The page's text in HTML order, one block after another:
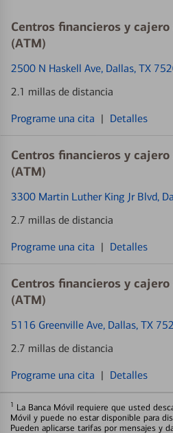
Centros financieros y
(ATM)
2500 N Haskell Ave, Dallas, TX
2.1 millas de distancia
Programe una cita | Detalles
Centros financieros y
(ATM)
3300 Martin Luther King Jr Blvd,
2.7 millas de distancia
Programe una cita | Detalles
Centros financieros y
(ATM)
5116 Greenville Ave, Dallas, TX
2.7 millas de distancia
Programe una cita | Detalles
1 La Banca Móvil requiere que usted
Móvil y puede no estar disponible para
Pueden aplicarse tarifas por mensajes y